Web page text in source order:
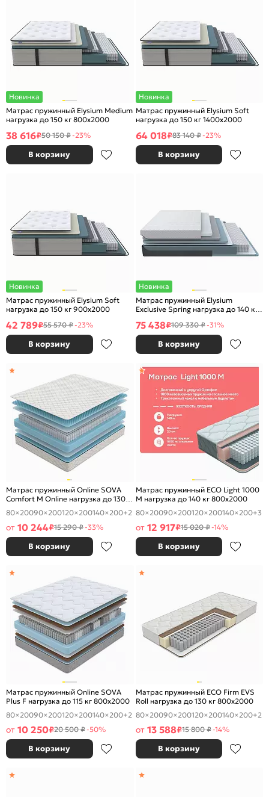
Новинка
Матрас пружинный Elysium Medium
нагрузка до 150 кг 800x2000
38 616₽50 150 ₽-23%
В корзину
Новинка
Матрас пружинный Elysium Soft
нагрузка до 150 кг 1400x2000
64 018₽83 140 ₽-23%
В корзину
Новинка
Матрас пружинный Elysium Soft
нагрузка до 150 кг 900x2000
42 789₽55 570 ₽-23%
В корзину
Новинка
Матрас пружинный Elysium
Exclusive Spring нагрузка до 140 кг
75 438₽109 330 ₽-31%
В корзину
Матрас пружинный Online SOVA
Comfort M Online нагрузка до 130
кг 800x2000
80×20090×200120×200140×200+2
от 10 244₽15 290 ₽-33%
В корзину
Матрас пружинный ECO Light 1000
M нагрузка до 140 кг 800x2000
80×20090×200120×200140×200+3
от 12 917₽15 020 ₽-14%
В корзину
Матрас пружинный Online SOVA
Plus F нагрузка до 115 кг 800x2000
80×20090×200120×200140×200+2
от 10 250₽20 500 ₽-50%
В корзину
Матрас пружинный ECO Firm EVS
Roll нагрузка до 130 кг 800x2000
80×20090×200120×200140×200+2
от 13 588₽15 800 ₽-14%
В корзину